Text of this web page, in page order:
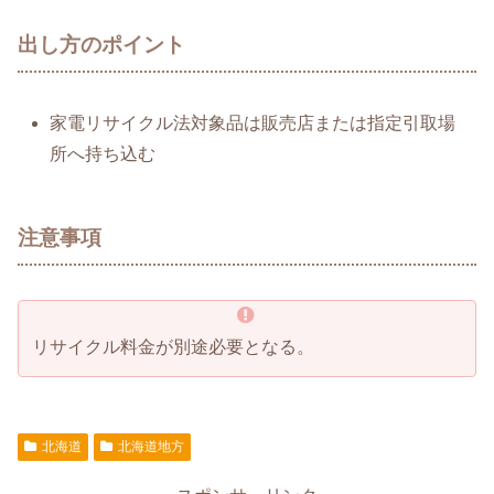
出し方のポイント
家電リサイクル法対象品は販売店または指定引取場
所へ持ち込む
注意事項
リサイクル料金が別途必要となる。
北海道 北海道地方